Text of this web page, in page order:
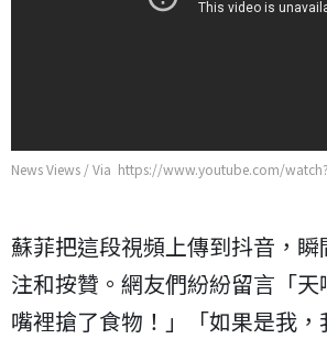
News Views / Via https://www.youtube.com/
蘇菲把這段視頻上傳到抖音，
注和按贊。網友們紛紛留言「
嘴裡搶了食物！」「如果是我